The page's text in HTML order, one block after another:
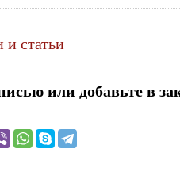
и статьи
или добавьте в